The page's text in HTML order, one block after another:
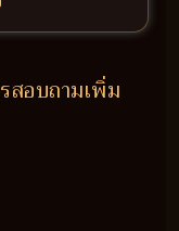
สอบถามเพิ่ม